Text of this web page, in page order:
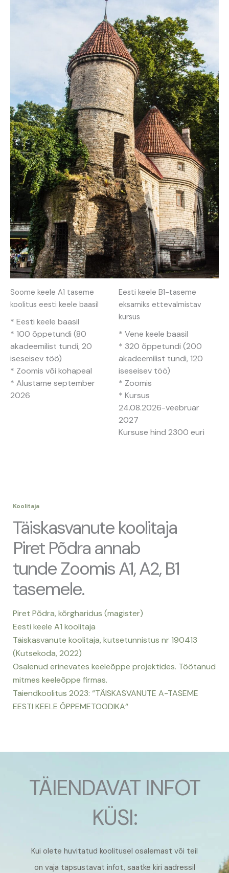
Soome keele A1 taseme
koolitus eesti keele baasil
* Eesti keele baasil
* 100 õppetundi (80
akadeemilist tundi, 20
iseseisev töö)
* Zoomis või kohapeal
* Alustame september
2026
Eesti keele B1-taseme
eksamiks ettevalmistav
kursus
* Vene keele baasil
* 320 õppetundi (200
akadeemilist tundi, 120
iseseisev töö)
* Zoomis
* Kursus
24.08.2026-veebruar
2027
Kursuse hind 2300 euri
Koolitaja
Täiskasvanute koolitaja
Piret Põdra annab
tunde Zoomis A1, A2, B1
tasemele.
Piret Põdra, kõrgharidus (magister)
Eesti keele A1 koolitaja
Täiskasvanute koolitaja, kutsetunnistus nr 190413
(Kutsekoda, 2022)
Osalenud erinevates keeleõppe projektides. Töötanud
mitmes keeleõppe firmas.
Täiendkoolitus 2023: “TÄISKASVANUTE A-TASEME
EESTI KEELE ÕPPEMETOODIKA“
TÄIENDAVAT INFOT
KÜSI:
Kui olete huvitatud koolitusel osalemast või teil
on vaja täpsustavat infot, saatke kiri aadressil